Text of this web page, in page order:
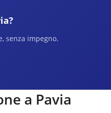
?
senza impegno.
a Pavia